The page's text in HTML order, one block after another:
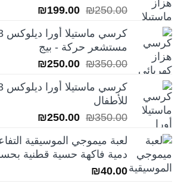
₪250.00
السعر
هو:
₪250.00.
₪199.00
هو:
مستشعر حركة - بيج
₪350.00
السعر
هو:
₪250.00
هو:
للأطفال
₪350.00
السعر
هو:
₪350.00.
₪250.00
هو:
₪250.00.
لعبة ميموجي الموسيقية
دمية فاكهة حسية قطنية
₪40.00